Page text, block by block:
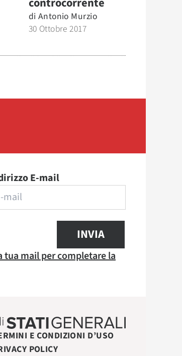
di Antonio Murzio
30 Ottobre 2017
E-mail
INVIA
tua mail per completare la
E CONDIZIONI D’USO
POLICY